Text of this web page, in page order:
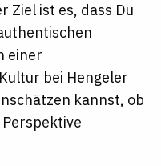
Ziel ist es, dass Du
einer
bei Hengeler
kannst, ob